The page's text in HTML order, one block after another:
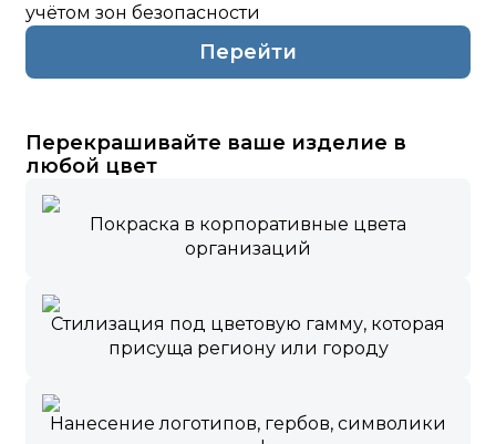
учётом зон безопасности
Перейти
Перекрашивайте ваше изделие в
любой цвет
Покраска в корпоративные цвета
организаций
Стилизация под цветовую гамму, которая
присуща региону или городу
Нанесение логотипов, гербов, символики